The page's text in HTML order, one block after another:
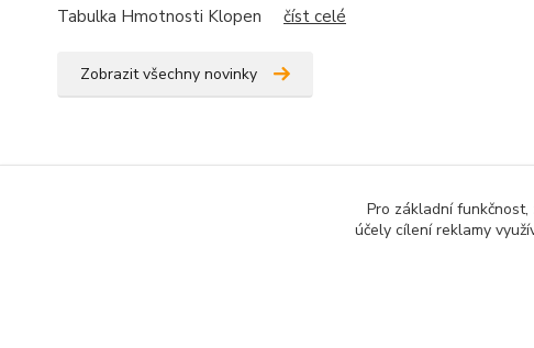
Tabulka Hmotnosti Klopen číst celé
Zobrazit všechny novinky
Pro základní
účely cílení reklamy